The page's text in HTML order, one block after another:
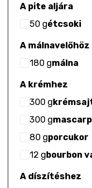
A pite aljára
50 gétcsoki
A málnavelőhöz
180 gmálna
A krémhez
300 g
300 g
80 gporcukor
12 gbourbon
A díszítéshez